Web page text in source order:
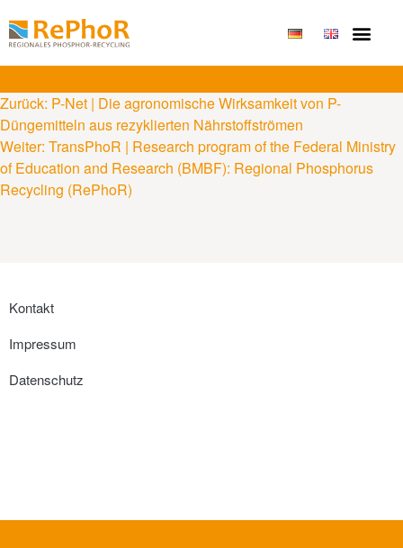
Zurück: P-Net | Die agronomische Wirksamkeit von P-
Düngemitteln aus rezyklierten Nährstoffströmen
Weiter: TransPhoR | Research program of the Federal Ministry
of Education and Research (BMBF): Regional Phosphorus
Recycling (RePhoR)
Kontakt
Impressum
Datenschutz